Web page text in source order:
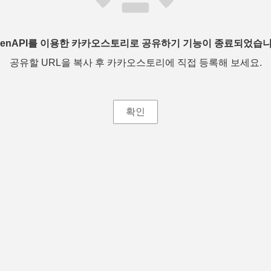
를 이용한 카카오스토리로 공유하기 기능이 종료되었습
공유할 URL을 복사 후 카카오스토리에 직접 등록해 보세요.
확인